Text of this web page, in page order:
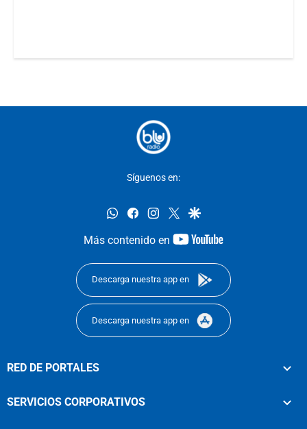
Síguenos en:
whatsappfacebookinstagram
twittergoogle
Más contenido en
youtube-
Descarga nuestra app en
Descarga nuestra app en
RED DE PORTALES
SERVICIOS CORPORATIVOS